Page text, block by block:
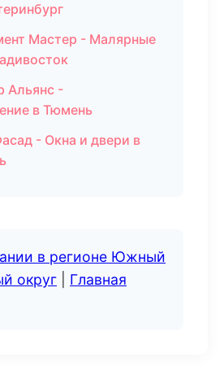
Мастер - Малярные
Альянс -
в Тюмень
- Окна и двери в
в регионе Южный
округ
Главная